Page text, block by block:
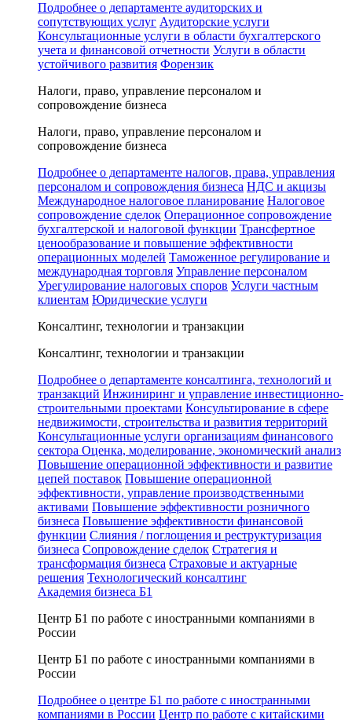
Подробнее о департаменте аудиторских и
сопутствующих услуг Аудиторские услуги
Консультационные услуги в области бухгалтерского
учета и финансовой отчетности Услуги в области
устойчивого развития Форензик
Налоги, право, управление персоналом и
сопровождение бизнеса
Налоги, право, управление персоналом и
сопровождение бизнеса
Подробнее о департаменте налогов, права, управления
персоналом и сопровождения бизнеса НДС и акцизы
Международное налоговое планирование Налоговое
сопровождение сделок Операционное сопровождение
бухгалтерской и налоговой функции Трансфертное
ценообразование и повышение эффективности
операционных моделей Таможенное регулирование и
международная торговля Управление персоналом
Урегулирование налоговых споров Услуги частным
клиентам Юридические услуги
Консалтинг, технологии и транзакции
Консалтинг, технологии и транзакции
Подробнее о департаменте консалтинга, технологий и
транзакций Инжиниринг и управление инвестиционно-
строительными проектами Консультирование в сфере
недвижимости, строительства и развития территорий
Консультационные услуги организациям финансового
сектора Оценка, моделирование, экономический анализ
Повышение операционной эффективности и развитие
цепей поставок Повышение операционной
эффективности, управление производственными
активами Повышение эффективности розничного
бизнеса Повышение эффективности финансовой
функции Слияния / поглощения и реструктуризация
бизнеса Сопровождение сделок Стратегия и
трансформация бизнеса Страховые и актуарные
решения Технологический консалтинг
Академия бизнеса Б1
Центр Б1 по работе с иностранными компаниями в
России
Центр Б1 по работе с иностранными компаниями в
России
Подробнее о центре Б1 по работе с иностранными
компаниями в России Центр по работе с китайскими